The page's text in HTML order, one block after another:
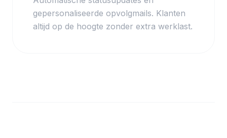
gepersonaliseerde opvolgmails. Klanten
altijd op de hoogte zonder extra werklast.